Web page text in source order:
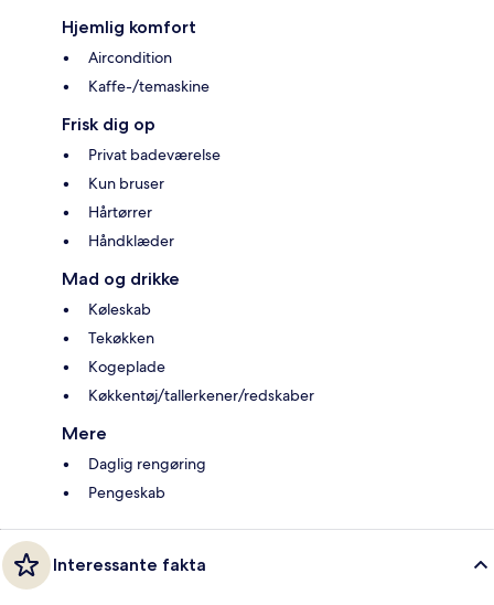
Hjemlig komfort
Aircondition
Kaffe-/temaskine
Frisk dig op
Privat badeværelse
Kun bruser
Hårtørrer
Håndklæder
Mad og drikke
Køleskab
Tekøkken
Kogeplade
Køkkentøj/tallerkener/redskaber
Mere
Daglig rengøring
Pengeskab
Interessante fakta